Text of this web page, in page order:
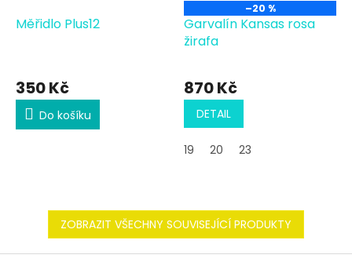
Měřidlo Plus12
350 Kč
Do košíku
–20 %
Garvalín Kansas rosa
žirafa
870 Kč
DETAIL
19 20 23
ZOBRAZIT VŠECHNY SOUVISEJÍCÍ PRODUKTY
Z